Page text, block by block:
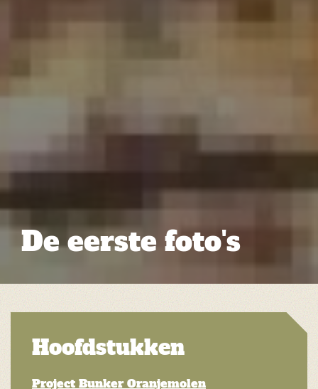
De eerste foto's
Hoofdstukken
Project Bunker Oranjemolen